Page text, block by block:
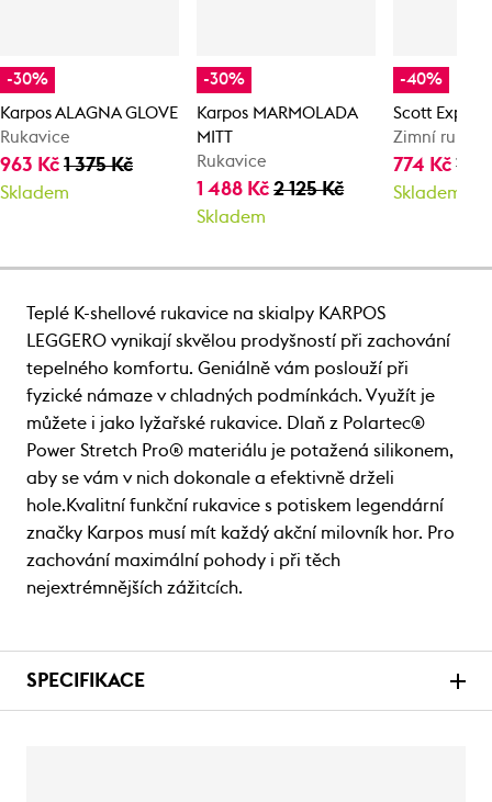
-30%
Karpos ALAGNA GLOVE
Rukavice
963 Kč 1 375 Kč
Skladem
-30%
Karpos MARMOLADA
MITT
Rukavice
1 488 Kč2 125 Kč
Skladem
-40%
Scott
Zimní
774 Kč1
Skladem
Teplé K-shellové rukavice na skialpy KARPOS
LEGGERO vynikají skvělou prodyšností při zachování
tepelného komfortu. Geniálně vám poslouží při
fyzické námaze v chladných podmínkách. Využít je
můžete i jako lyžařské rukavice. Dlaň z Polartec®
Power Stretch Pro® materiálu je potažená silikonem,
aby se vám v nich dokonale a efektivně drželi
hole.Kvalitní funkční rukavice s potiskem legendární
značky Karpos musí mít každý akční milovník hor. Pro
zachování maximální pohody i při těch
nejextrémnějších zážitcích.
SPECIFIKACE